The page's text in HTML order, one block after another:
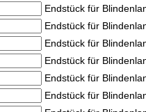
Endstück für
Endstück für
Endstück für
Endstück für
Endstück für
Endstück für